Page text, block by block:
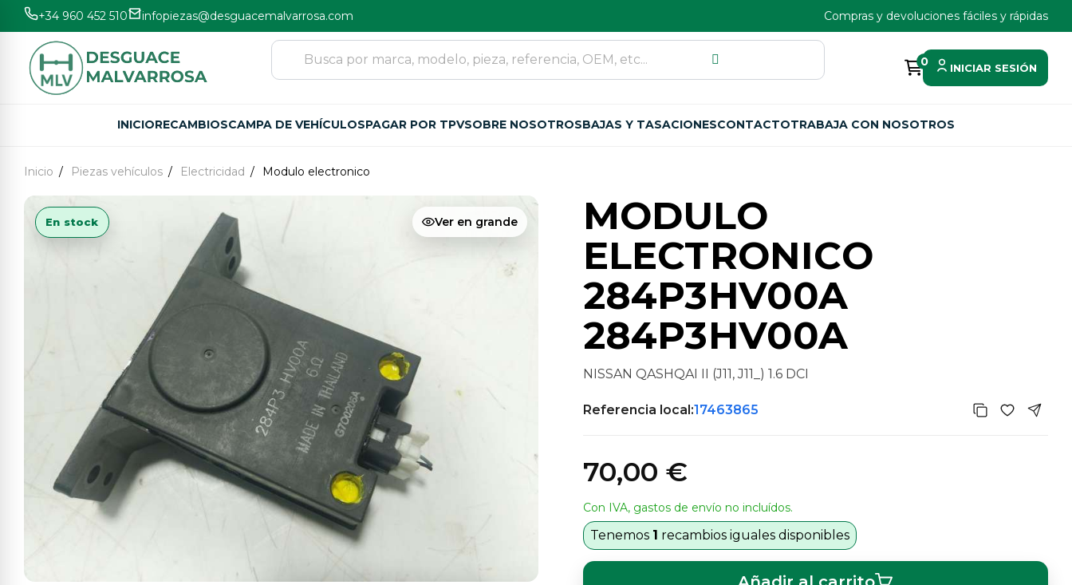
+34 960 452 510 infopiezas@desguacemalvarrosa.com Compras y devoluciones fáciles y rápidas
0 INICIAR SESIÓN
INICIORECAMBIOSCAMPA DE VEHÍCULOSPAGAR POR TPVSOBRE NOSOTROSBAJAS Y TASACIONESCONTACTOTRABAJA CON NOSOTROS
Inicio Piezas vehículos Electricidad Modulo electronico
Ver en grande
En stock
MODULO
ELECTRONICO
284P3HV00A
284P3HV00A
NISSAN QASHQAI II (J11, J11_) 1.6 DCI
Referencia local:17463865
70,00 €
Con IVA, gastos de envío no incluídos.
Tenemos 1 recambios iguales disponibles